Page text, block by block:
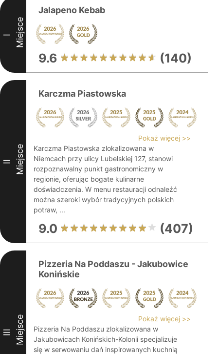
I Miejsce
Jalapeno Kebab
9.6 (140)
II Miejsce
Karczma Piastowska
Pokaż więcej >>
Karczma Piastowska zlokalizowana w
Niemcach przy ulicy Lubelskiej 127, stanowi
rozpoznawalny punkt gastronomiczny w
regionie, oferując bogate kulinarne
doświadczenia. W menu restauracji odnaleźć
można szeroki wybór tradycyjnych polskich
potraw, ...
9.0 (407)
III Miejsce
Pizzeria Na Poddaszu - Jakubowice
Konińskie
Pokaż więcej >>
Pizzeria Na Poddaszu zlokalizowana w
Jakubowicach Konińskich-Kolonii specjalizuje
się w serwowaniu dań inspirowanych kuchnią